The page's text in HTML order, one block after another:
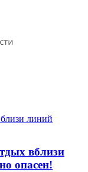
вблизи
опасен!